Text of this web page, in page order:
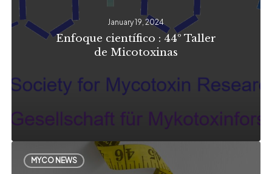
Taller
de
Micotoxinas
January 19, 2024
Enfoque científico : 44º Taller
de Micotoxinas
MYCO NEWS
El
tamaño